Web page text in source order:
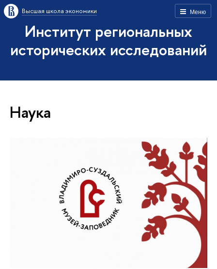
Меню
Высшая школа экономики
Институт региональных
исторических исследований
Наука